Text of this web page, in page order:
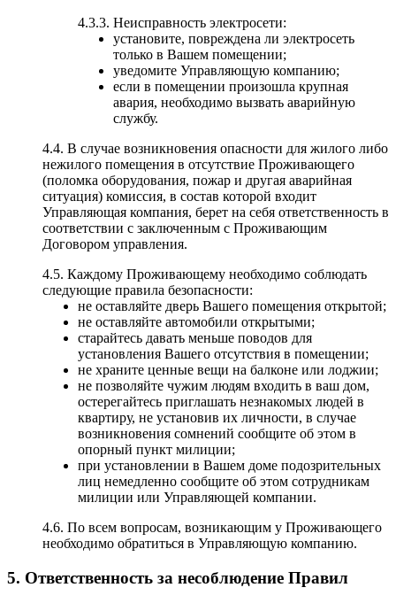
4.3.3. Неисправность электросети:
установите, повреждена ли электросеть
только в Вашем помещении;
уведомите Управляющую компанию;
если в помещении произошла крупная
авария, необходимо вызвать аварийную
службу.
4.4. В случае возникновения опасности для жилого либо
нежилого помещения в отсутствие Проживающего
(поломка оборудования, пожар и другая аварийная
ситуация) комиссия, в состав которой входит
Управляющая компания, берет на себя ответственность в
соответствии с заключенным с Проживающим
Договором управления.
4.5. Каждому Проживающему необходимо соблюдать
следующие правила безопасности:
не оставляйте дверь Вашего помещения открытой;
не оставляйте автомобили открытыми;
старайтесь давать меньше поводов для
установления Вашего отсутствия в помещении;
не храните ценные вещи на балконе или лоджии;
не позволяйте чужим людям входить в ваш дом,
остерегайтесь приглашать незнакомых людей в
квартиру, не установив их личности, в случае
возникновения сомнений сообщите об этом в
опорный пункт милиции;
при установлении в Вашем доме подозрительных
лиц немедленно сообщите об этом сотрудникам
милиции или Управляющей компании.
4.6. По всем вопросам, возникающим у Проживающего
необходимо обратиться в Управляющую компанию.
5. Ответственность за несоблюдение Правил